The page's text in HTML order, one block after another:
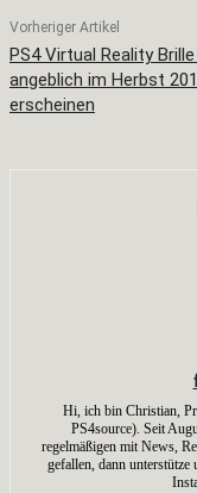
Vorheriger Artikel
PS4 Virtual Reality
angeblich im Herbst
erscheinen
Hi, ich bin Christian,
PS4source). Seit
regelmäßigen mit News,
gefallen, dann